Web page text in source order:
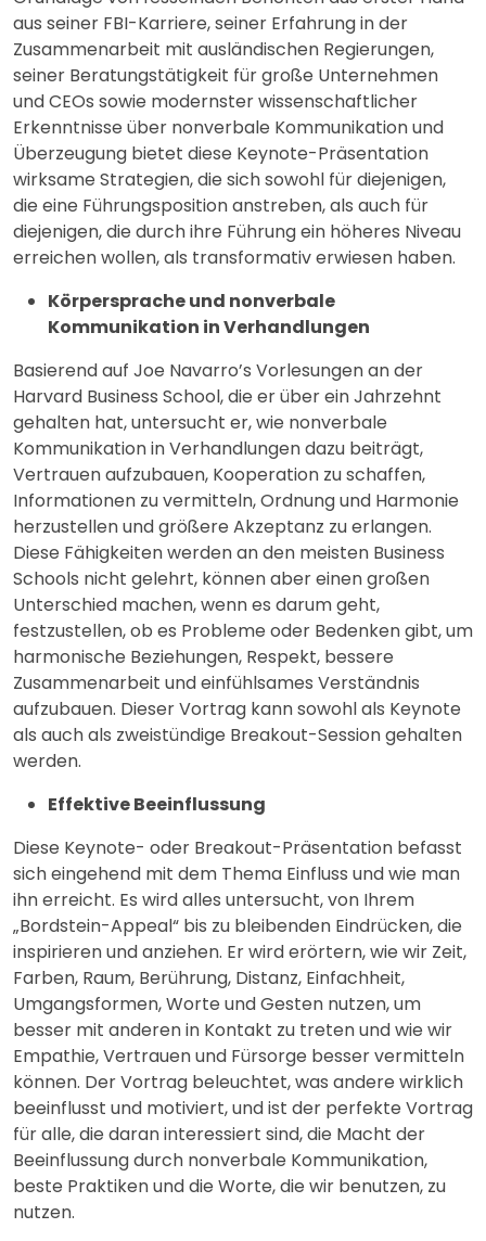
aus seiner FBI-Karriere, seiner Erfahrung in der
Zusammenarbeit mit ausländischen Regierungen,
seiner Beratungstätigkeit für große Unternehmen
und CEOs sowie modernster wissenschaftlicher
Erkenntnisse über nonverbale Kommunikation und
Überzeugung bietet diese Keynote-Präsentation
wirksame Strategien, die sich sowohl für diejenigen,
die eine Führungsposition anstreben, als auch für
diejenigen, die durch ihre Führung ein höheres Niveau
erreichen wollen, als transformativ erwiesen haben.
Körpersprache und nonverbale
Kommunikation in Verhandlungen
Basierend auf Joe Navarro’s Vorlesungen an der
Harvard Business School, die er über ein Jahrzehnt
gehalten hat, untersucht er, wie nonverbale
Kommunikation in Verhandlungen dazu beiträgt,
Vertrauen aufzubauen, Kooperation zu schaffen,
Informationen zu vermitteln, Ordnung und Harmonie
herzustellen und größere Akzeptanz zu erlangen.
Diese Fähigkeiten werden an den meisten Business
Schools nicht gelehrt, können aber einen großen
Unterschied machen, wenn es darum geht,
festzustellen, ob es Probleme oder Bedenken gibt, um
harmonische Beziehungen, Respekt, bessere
Zusammenarbeit und einfühlsames Verständnis
aufzubauen. Dieser Vortrag kann sowohl als Keynote
als auch als zweistündige Breakout-Session gehalten
werden.
Effektive Beeinflussung
Diese Keynote- oder Breakout-Präsentation befasst
sich eingehend mit dem Thema Einfluss und wie man
ihn erreicht. Es wird alles untersucht, von Ihrem
„Bordstein-Appeal“ bis zu bleibenden Eindrücken, die
inspirieren und anziehen. Er wird erörtern, wie wir Zeit,
Farben, Raum, Berührung, Distanz, Einfachheit,
Umgangsformen, Worte und Gesten nutzen, um
besser mit anderen in Kontakt zu treten und wie wir
Empathie, Vertrauen und Fürsorge besser vermitteln
können. Der Vortrag beleuchtet, was andere wirklich
beeinflusst und motiviert, und ist der perfekte Vortrag
für alle, die daran interessiert sind, die Macht der
Beeinflussung durch nonverbale Kommunikation,
beste Praktiken und die Worte, die wir benutzen, zu
nutzen.